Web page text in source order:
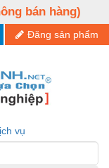
bán hàng)
Đăng sản phẩm
vụ